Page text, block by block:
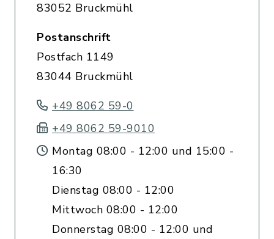
83052 Bruckmühl
Postanschrift
Postfach 1149
83044 Bruckmühl
+49 8062 59-0
+49 8062 59-9010
Montag 08:00 - 12:00 und 15:00 -
16:30
Dienstag 08:00 - 12:00
Mittwoch 08:00 - 12:00
Donnerstag 08:00 - 12:00 und